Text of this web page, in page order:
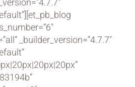
_builder_version=”4.7.7″